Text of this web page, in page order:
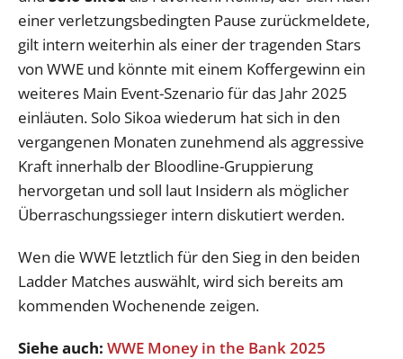
einer verletzungsbedingten Pause zurückmeldete,
gilt intern weiterhin als einer der tragenden Stars
von WWE und könnte mit einem Koffergewinn ein
weiteres Main Event-Szenario für das Jahr 2025
einläuten. Solo Sikoa wiederum hat sich in den
vergangenen Monaten zunehmend als aggressive
Kraft innerhalb der Bloodline-Gruppierung
hervorgetan und soll laut Insidern als möglicher
Überraschungssieger intern diskutiert werden.
Wen die WWE letztlich für den Sieg in den beiden
Ladder Matches auswählt, wird sich bereits am
kommenden Wochenende zeigen.
Siehe auch: WWE Money in the Bank 2025